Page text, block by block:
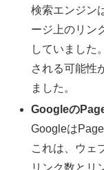
検索エンジン
ージ上のリン
していました
される可能性
ました。
Googleの
Googleは
これは、ウェ